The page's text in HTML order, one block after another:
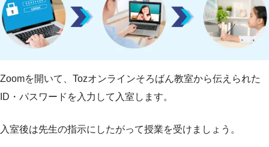
Zoomを開いて、Tozオンラインそろばん教室から伝えられた
ID・パスワードを入力して入室します。
入室後は先生の指示にしたがって授業を受けましょう。